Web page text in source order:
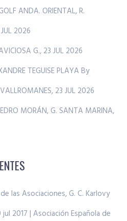
ANDA. ORIENTAL, R.
2026
G., 23 JUL 2026
TEGUISE PLAYA By
23 JUL 2026
MORÁN, G. SANTA MARINA,
las Asociaciones, G. C. Karlovy
jul 2017 | Asociación Española de